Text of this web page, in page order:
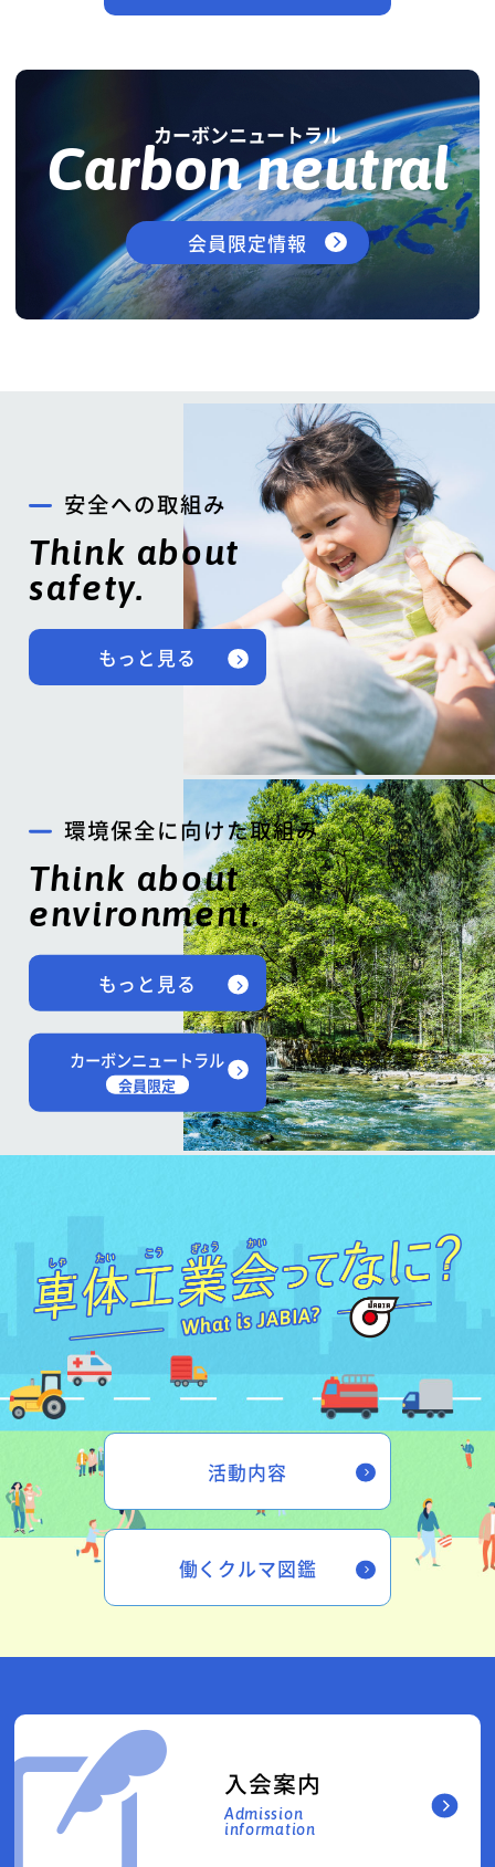
カーボンニュートラル
Carbon neutral
会員限定情報
安全への取組み
Think about
safety.
もっと見る
環境保全に向けた取組み
Think about
environment.
もっと見る
カーボンニュートラル
会員限定
活動内容
働くクルマ図鑑
入会案内
Admission
information